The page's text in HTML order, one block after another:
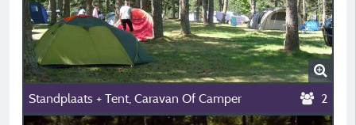
Standplaats + Tent, Caravan Of Camper 2